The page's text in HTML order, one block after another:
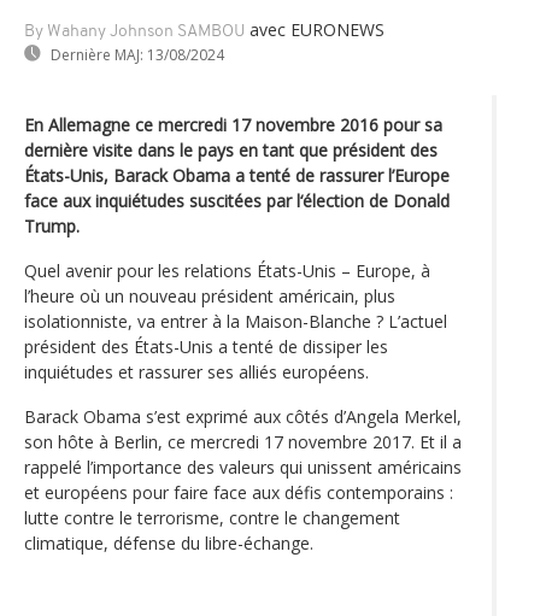
By Wahany Johnson SAMBOU avec EURONEWS
Dernière MAJ: 13/08/2024
En Allemagne ce mercredi 17 novembre 2016 pour sa
dernière visite dans le pays en tant que président des
États-Unis, Barack Obama a tenté de rassurer l’Europe
face aux inquiétudes suscitées par l‘élection de Donald
Trump.
Quel avenir pour les relations États-Unis – Europe, à
l’heure où un nouveau président américain, plus
isolationniste, va entrer à la Maison-Blanche ? L’actuel
président des États-Unis a tenté de dissiper les
inquiétudes et rassurer ses alliés européens.
Barack Obama s’est exprimé aux côtés d’Angela Merkel,
son hôte à Berlin, ce mercredi 17 novembre 2017. Et il a
rappelé l’importance des valeurs qui unissent américains
et européens pour faire face aux défis contemporains :
lutte contre le terrorisme, contre le changement
climatique, défense du libre-échange.